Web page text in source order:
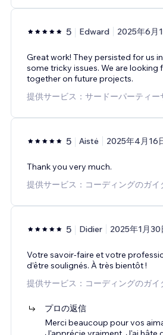
5 Edward 2025年6月
Great work! They persisted for us
some tricky issues. We are
together on future projects.
提供サービス：サードーパーティー
5 Aistė 2025年4月16
Thank you very much.
提供サービス：コーディングのガイ
5 Didier 2025年1月30
Votre savoir-faire et votre
d’être soulignés. À très bientôt !
提供サービス：コーディングのガイ
プロの返信
Merci beaucoup pour vos